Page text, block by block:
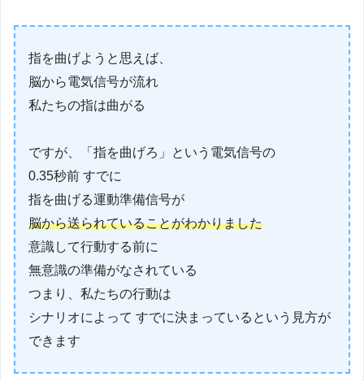
指を曲げようと思えば、
脳から電気信号が流れ
私たちの指は曲がる
ですが、「指を曲げろ」という電気信号の
0.35秒前 すでに
指を曲げる運動準備信号が
脳から送られていることがわかりました
意識して行動する前に
無意識の準備がなされている
つまり、私たちの行動は
シナリオによって すでに決まっているという見方が
できます